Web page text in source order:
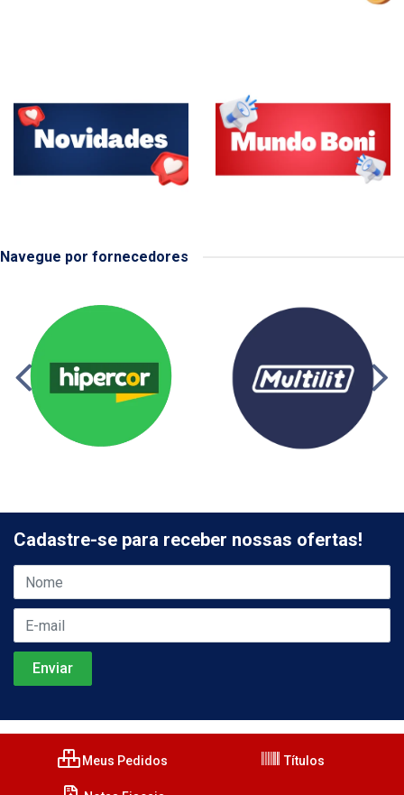
Navegue por fornecedores
Cadastre-se para receber nossas ofertas!
Meus Pedidos Títulos